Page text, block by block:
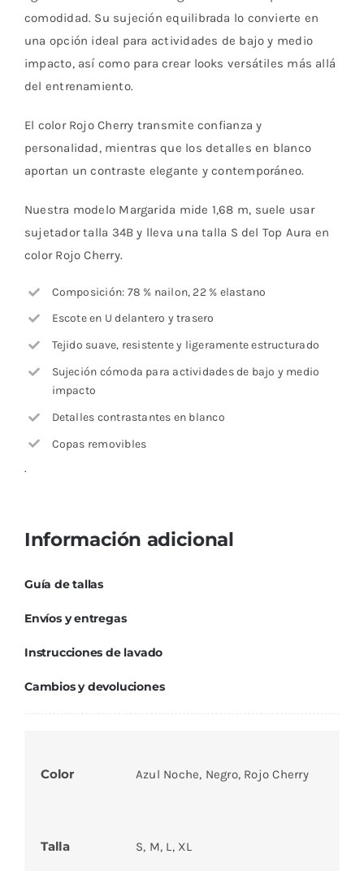
comodidad. Su sujeción equilibrada lo convierte en
una opción ideal para actividades de bajo y medio
impacto, así como para crear looks versátiles más allá
del entrenamiento.
El color Rojo Cherry transmite confianza y
personalidad, mientras que los detalles en blanco
aportan un contraste elegante y contemporáneo.
Nuestra modelo Margarida mide 1,68 m, suele usar
sujetador talla 34B y lleva una talla S del Top Aura en
color Rojo Cherry.
Composición: 78 % nailon, 22 % elastano
Escote en U delantero y trasero
Tejido suave, resistente y ligeramente estructurado
Sujeción cómoda para actividades de bajo y medio
impacto
Detalles contrastantes en blanco
Copas removibles
.
Información adicional
Guía de tallas
Envíos y entregas
Instrucciones de lavado
Cambios y devoluciones
Color Azul Noche, Negro, Rojo Cherry
Talla S, M, L, XL